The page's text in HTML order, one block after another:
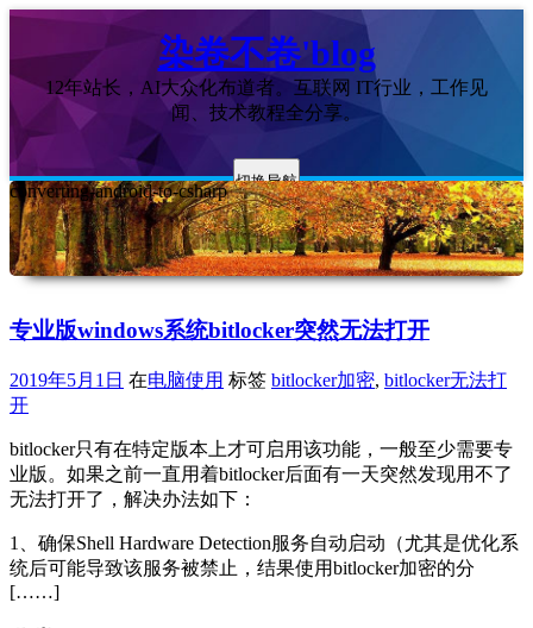
染卷不卷'blog
12年站长，AI大众化布道者。互联网 IT行业，工作见
闻、技术教程全分享。
切换导航
converting-android-to-csharp
专业版windows系统bitlocker突然无法打开
2019年5月1日 在电脑使用 标签 bitlocker加密, bitlocker无法打
开
bitlocker只有在特定版本上才可启用该功能，一般至少需要专
业版。如果之前一直用着bitlocker后面有一天突然发现用不了
无法打开了，解决办法如下：
1、确保Shell Hardware Detection服务自动启动（尤其是优化系
统后可能导致该服务被禁止，结果使用bitlocker加密的分
[……]